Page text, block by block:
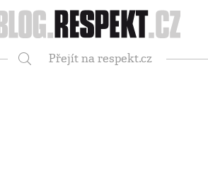
Respekt
Přejít na respekt.cz